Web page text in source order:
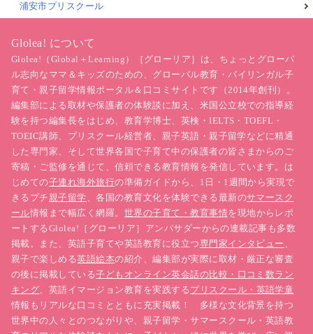
浦安市プリスクール
Glolea! について
Glolea!（Global＋Learning）［グローリア］は、ちょっとグローバ
ル志向なママ＆キッズのための、グローバル教育・バイリンガル子
育て・親子留学情報ポータル＆口コミサイトです（2014年創刊）。
編集部による取材や保護者の体験談に加え、米国公立校での指導経
験を持つ編集長をはじめ、教育学博士、英検・IELTS・TOEFL・
TOEIC講師、プリスクール経営者、親子英語・親子留学などに精通
した専門家、そして世界各国で子育て中の保護者の皆さまからのご
寄稿・ご監修を通じて、信頼できる教育情報を発信しています。は
じめての子連れ海外旅行の準備ガイドから、1日・1週間から実現で
きるプチ親子留学、各国の教育文化を体験できる最新のサマースク
ール情報まで幅広く網羅。 世界の子育て・教育事情を現地からレポ
ートするGlolea!［グローリア］アンバサダーからの連載記事も多数
掲載。また、英語子育てや英語教育に役立つ専門家インタビュー 、
親子で楽しめる英語絵本の紹介、編集部が実際に取材・厳正な審査
の後に掲載している子どもオンライン英会話の比較・口コミ数ラン
キング、英語イマージョン教育を実践するプリスクール・英語学童
情報もリアルな口コミとともに充実掲載！ 多様な文化背景を持つ
世界中の人々とのつながりや、親子留学・サマースクール・英語教